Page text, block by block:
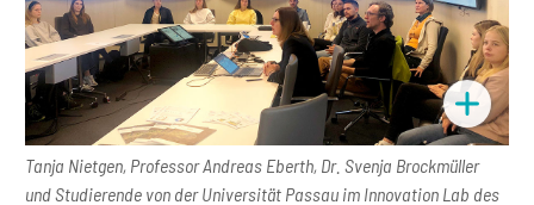
Tanja Nietgen, Professor Andreas Eberth, Dr. Svenja Brockmüller
und Studierende von der Universität Passau im Innovation Lab des